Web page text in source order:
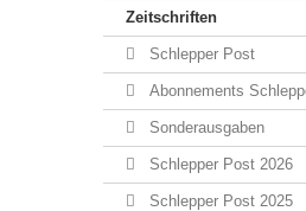
Zeitschriften
Schlepper Post
Abonnements
Sonderausgaben
Schlepper Post 2026
Schlepper Post 2025